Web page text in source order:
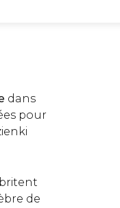
dans
pour
de